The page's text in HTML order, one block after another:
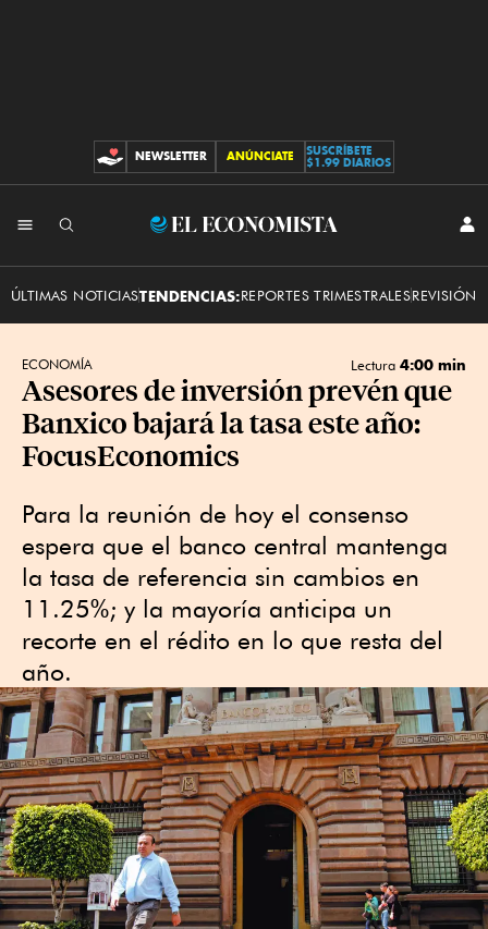
CONTRIBUCIONES
NEWSLETTER ANÚNCIATE
SUSCRÍBETE
$1.99 DIARIOS
El
ÚLTIMAS NOTICIASTENDENCIAS:REPORTES TRIMESTRALESREVISIÓN
ECONOMÍA Lectura 4:00 min
Asesores de inversión prevén que
Banxico bajará la tasa este año:
FocusEconomics
Para la reunión de hoy el consenso
espera que el banco central mantenga
la tasa de referencia sin cambios en
11.25%; y la mayoría anticipa un
recorte en el rédito en lo que resta del
año.